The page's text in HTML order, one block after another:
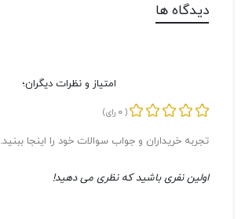
دیدگاه ها
امتیاز و نظرات دیگران؛
(
0 رای)
تجربه خریداران و جواب سوالات خود را اینجا ببنید.
اولین نفری باشید که نظری می دهید!